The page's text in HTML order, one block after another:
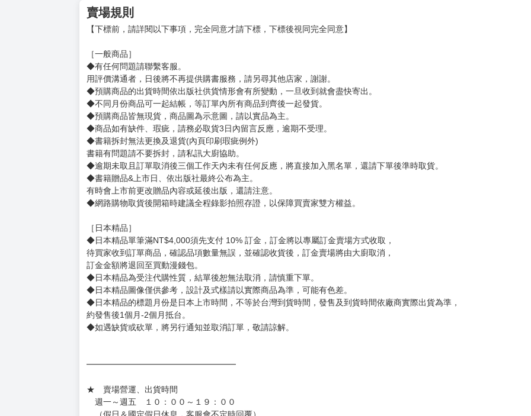
購買評價限制
使用超商取貨付款：信用評價必須≧2 負評≦1分 超商未取貨≦1次 未完成交易≦1次 （近半年）
サイズ：（約）86×50mm
賣場規則
【下標前，請詳閱以下事項，完全同意才請下標，下標後視同完全同意】
［一般商品］
◆有任何問題請聯繫客服。
用評價溝通者，日後將不再提供購書服務，請另尋其他店家，謝謝。
◆不同月份商品可一起結帳，等訂單內所有商品到齊後一起發貨。
◆預購商品皆無現貨，商品圖為示意圖，請以實品為主。
◆商品如有缺件、瑕疵，請務必取貨3日內留言反應，逾期不受理。
◆書籍拆封無法更換及退貨(內頁印刷瑕疵例外)
書籍有問題請不要拆封，請私訊大廚協助。
◆逾期未取且訂單取消後三個工作天內未有任何反應，將直接加入黑名單，還請下單後準時取貨。
◆書籍贈品&上市日、依出版社最終公布為主。
有時會上市前更改贈品內容或延後出版，還請注意。
◆網路購物取貨後開箱時建議全程錄影拍照存證，以保障買賣家雙方權益。
訂金金額將退回至買動漫錢包。
◆日本精品為受注代購性質，結單後恕無法取消，請慎重下單。
◆日本精品圖像僅供參考，設計及式樣請以實際商品為準，可能有色差。